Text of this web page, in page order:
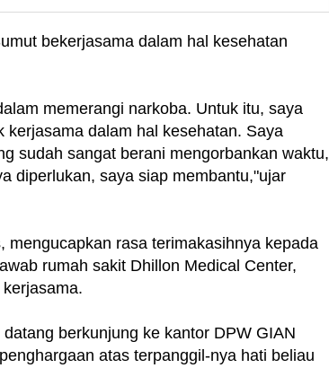
bekerjasama dalam hal kesehatan
memerangi narkoba. Untuk itu, saya
dalam hal kesehatan. Saya
sudah sangat berani mengorbankan waktu,
diperlukan, saya siap membantu,"ujar
rasa terimakasihnya kepada
rumah sakit Dhillon Medical Center,
berkunjung ke kantor DPW GIAN
atas terpanggil-nya hati beliau